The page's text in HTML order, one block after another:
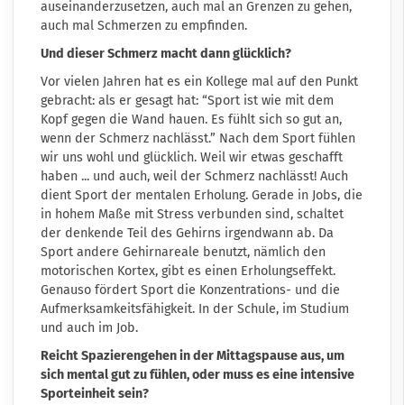
auseinanderzusetzen, auch mal an Grenzen zu gehen,
auch mal Schmerzen zu empfinden.
Und dieser Schmerz macht dann glücklich?
Vor vielen Jahren hat es ein Kollege mal auf den Punkt
gebracht: als er gesagt hat: “Sport ist wie mit dem
Kopf gegen die Wand hauen. Es fühlt sich so gut an,
wenn der Schmerz nachlässt.” Nach dem Sport fühlen
wir uns wohl und glücklich. Weil wir etwas geschafft
haben ... und auch, weil der Schmerz nachlässt! Auch
dient Sport der mentalen Erholung. Gerade in Jobs, die
in hohem Maße mit Stress verbunden sind, schaltet
der denkende Teil des Gehirns irgendwann ab. Da
Sport andere Gehirnareale benutzt, nämlich den
motorischen Kortex, gibt es einen Erholungseffekt.
Genauso fördert Sport die Konzentrations- und die
Aufmerksamkeitsfähigkeit. In der Schule, im Studium
und auch im Job.
Reicht Spazierengehen in der Mittagspause aus, um
sich mental gut zu fühlen, oder muss es eine intensive
Sporteinheit sein?